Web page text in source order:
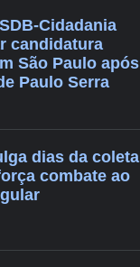
Cidadania
candidatura
São Paulo após
Paulo Serra
dias da coleta
combate ao